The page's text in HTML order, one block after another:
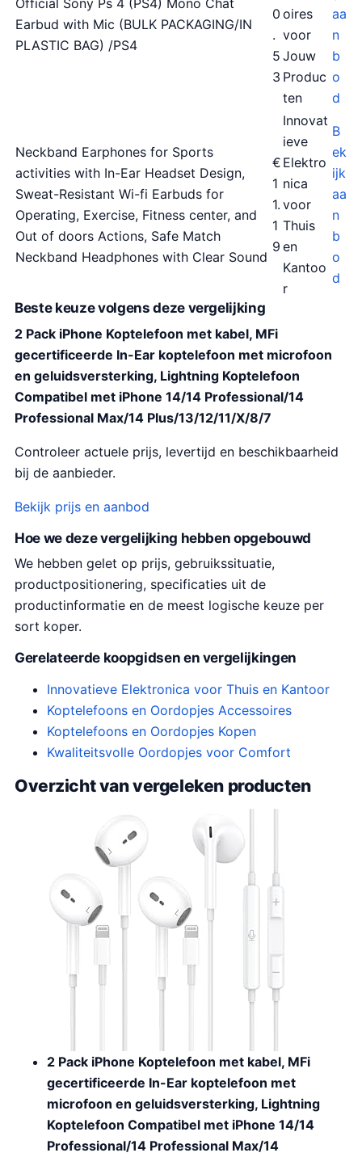
Official Sony Ps 4 (PS4) Mono Chat
Earbud with Mic (BULK PACKAGING/IN
PLASTIC BAG) /PS4
0
.
5
3
oires
voor
Jouw
Produc
ten
aa
n
b
o
d
Neckband Earphones for Sports
activities with In-Ear Headset Design,
Sweat-Resistant Wi-fi Earbuds for
Operating, Exercise, Fitness center, and
Out of doors Actions, Safe Match
Neckband Headphones with Clear Sound
€
1
1.
1
9
Innovat
ieve
Elektro
nica
voor
Thuis
en
Kantoo
r
B
ek
ijk
aa
n
b
o
d
Beste keuze volgens deze vergelijking
2 Pack iPhone Koptelefoon met kabel, MFi
gecertificeerde In-Ear koptelefoon met microfoon
en geluidsversterking, Lightning Koptelefoon
Compatibel met iPhone 14/14 Professional/14
Professional Max/14 Plus/13/12/11/X/8/7
Controleer actuele prijs, levertijd en beschikbaarheid
bij de aanbieder.
Bekijk prijs en aanbod
Hoe we deze vergelijking hebben opgebouwd
We hebben gelet op prijs, gebruikssituatie,
productpositionering, specificaties uit de
productinformatie en de meest logische keuze per
sort koper.
Gerelateerde koopgidsen en vergelijkingen
Innovatieve Elektronica voor Thuis en Kantoor
Koptelefoons en Oordopjes Accessoires
Koptelefoons en Oordopjes Kopen
Kwaliteitsvolle Oordopjes voor Comfort
Overzicht van vergeleken producten
2 Pack iPhone Koptelefoon met kabel, MFi
gecertificeerde In-Ear koptelefoon met
microfoon en geluidsversterking, Lightning
Koptelefoon Compatibel met iPhone 14/14
Professional/14 Professional Max/14